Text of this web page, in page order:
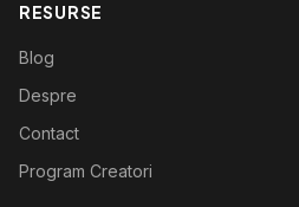
RESURSE
Blog
Despre
Contact
Program Creatori